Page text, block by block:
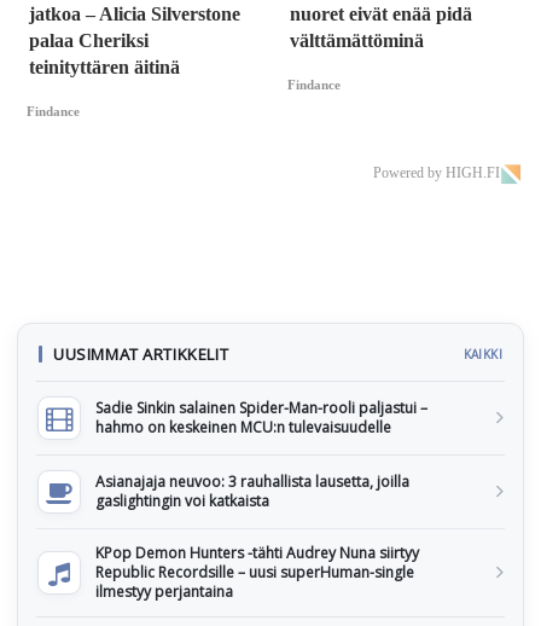
jatkoa – Alicia Silverstone
palaa Cheriksi
teinityttären äitinä
Findance
nuoret eivät enää pidä
välttämättöminä
Findance
Powered by HIGH.FI
UUSIMMAT ARTIKKELIT KAIKKI
Sadie Sinkin salainen Spider-Man-rooli paljastui –
hahmo on keskeinen MCU:n tulevaisuudelle
Asianajaja neuvoo: 3 rauhallista lausetta, joilla
gaslightingin voi katkaista
KPop Demon Hunters -tähti Audrey Nuna siirtyy
Republic Recordsille – uusi superHuman-single
ilmestyy perjantaina